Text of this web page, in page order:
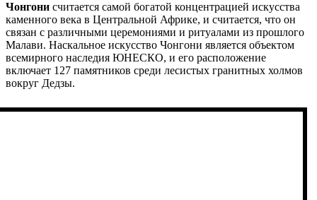
Чонгони считается самой богатой концентрацией искусства
каменного века в Центральной Африке, и считается, что он
связан с различными церемониями и ритуалами из прошлого
Малави. Наскальное искусство Чонгони является объектом
всемирного наследия ЮНЕСКО, и его расположение
включает 127 памятников среди лесистых гранитных холмов
вокруг Дедзы.